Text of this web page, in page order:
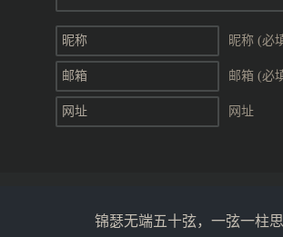
昵称 (必
邮箱 (必
网址
锦瑟无端五十弦，一弦一柱